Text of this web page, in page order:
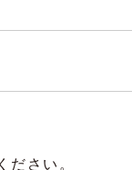
さい。